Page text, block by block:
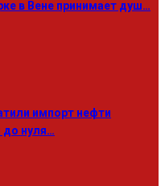
в Вене принимает душ…
импорт нефти
до нуля…